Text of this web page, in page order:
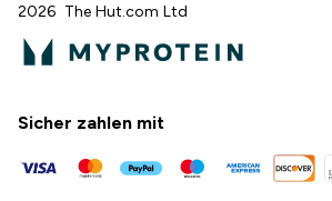
2026 The Hut.com Ltd
Sicher zahlen mit